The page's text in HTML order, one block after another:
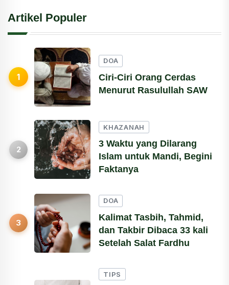
Artikel Populer
1
DOA
Ciri-Ciri Orang Cerdas
Menurut Rasulullah SAW
2
KHAZANAH
3 Waktu yang Dilarang
Islam untuk Mandi, Begini
Faktanya
3
DOA
Kalimat Tasbih, Tahmid,
dan Takbir Dibaca 33 kali
Setelah Salat Fardhu
TIPS